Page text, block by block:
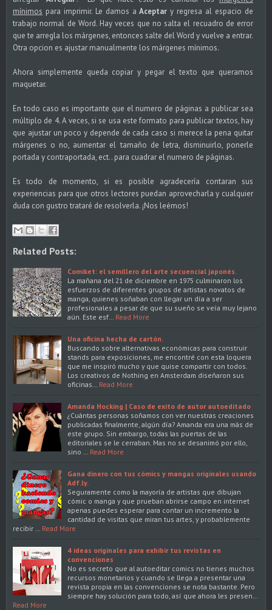
mínimos para imprimir. Le damos aAceptary regresa al espacio de
trabajo normal de Word. Hay veces que no salta el recuadro de error
que te arregla los márgenes, entonces salte del Word y vuelve a entrar.
Otra opcion es ajustar manualmente los márgenes mínimos.
Ahora simplemente queda copiar y pegar el texto que queramos
maquetar.
En todo caso es importante que el numero de páginas a publicar sea
múltiplo de 4. A veces, si se usa este formato para publicar textos, hay
que ajustar un poco y depende de cada caso si merece la pena quitar
márgenes o no, aumentar el tamaño de letra, disminuirlo, ponerle
portada y contraportada, ect.. para cuadrar el numero de páginas.
Es todo de momento, si es posible agradecería contaran sus
experiencias para que otros lectores puedan aprovecharla y cualquier
duda con gustro trataré de resolverla. ¡Nos leémos!
Related Posts:
Comiket: el semillero del arte secuencial japonés.
La mañana del 21 de diciembre en 1975 culminaron los
esfuerzos de diferentes grupos de artistas novatos de
manga, quienes soñaban con llegar un día a ser
profesionales a pesar de que su sueño se veía muy lejano
aún. Este esf…
Read More
Una oficina hecha de cartón.
Buscando sobre alternativas económicas para construir
stands para exposiciones, me encontré con esta loquera
que me inspiró mucho y que quise compartir con todos.
Los creativos de Nothing en Amsterdam diseñaron sus
oficinas…
Read More
Amanda Hocking | Caso de exito de autor autoeditado
¿Cuántas personas soñamos con ver nuestras creaciones
publicadas finalmente, algún día? Amanda era una más de
este grupo. Sin embargo, todas las puertas de las
editoriales se le cerraban. Mas no se desanimó por ello,
sino …
Read More
Gana dinero con tus cómics y mangas originales usando
Adf.ly.
Seguramente como la mayoría de artistas que dibujan
cómic o manga y que prueban abrirse campo en internet
apenas puedes esperar para contar un incremento la
cantidad de visitas que miran tus artes, y probablemente
recibir …
Read More
4 ideas originales para exhibir tus revistas en
convenciones
No es secreto que al autoeditar comics no tienes muchos
recursos monetarios y cuando se llega a presentar una
revista propia en las convenciones se nota bastante. Pero
siempre hay solución para todo, así que ahora les presen…
Read More